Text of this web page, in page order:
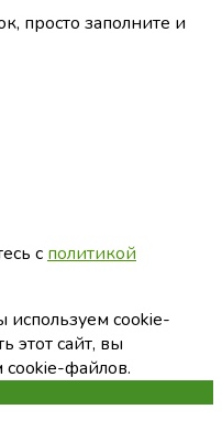
просто заполните и
с политикой
используем cookie-
этот сайт, вы
cookie-файлов.